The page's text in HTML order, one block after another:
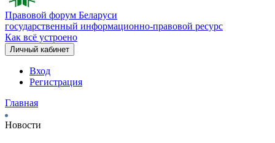
Правовой форум Беларуси
государственный информационно-правовой ресурс
Как всё устроено
Личный кабинет
Вход
Регистрация
Главная
Новости